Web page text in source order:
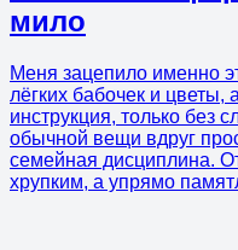
мило
Меня зацепило именно
лёгких бабочек и
инструкция, только без
обычной вещи вдруг
семейная дисциплина.
хрупким, а упрямо